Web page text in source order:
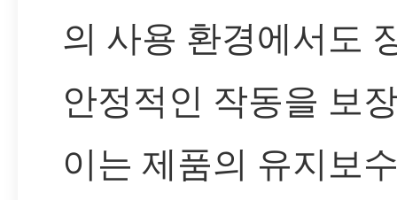
의 사용 환경에서도
안정적인 작동을 보
이는 제품의 유지보